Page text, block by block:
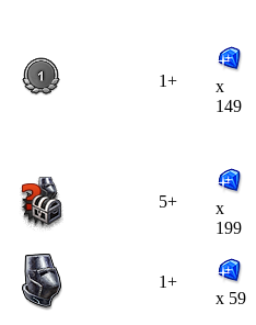
1+
x
149
5+
x
199
1+
x 59